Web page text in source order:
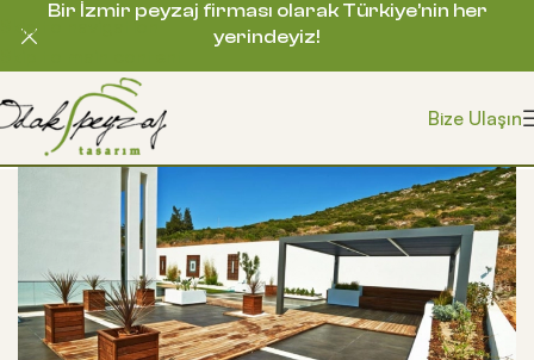
Skip to navigation
Bize Ulaşın
Bir İzmir peyzaj firması olarak Türkiye’nin her
yerindeyiz!